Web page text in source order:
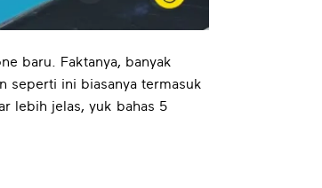
baru. Faktanya, banyak
seperti ini biasanya termasuk
lebih jelas, yuk bahas 5